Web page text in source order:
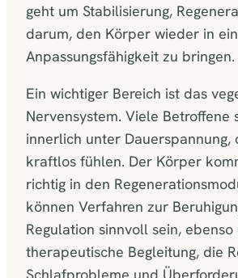
geht um Stabilisierung,
darum, den Körper wieder in
Anpassungsfähigkeit zu bringen.
Ein wichtiger Bereich ist das
Nervensystem. Viele Betroffene
innerlich unter Dauerspannung,
kraftlos fühlen. Der Körper
richtig in den
können Verfahren zur
Regulation sinnvoll sein, ebenso
therapeutische Begleitung, die